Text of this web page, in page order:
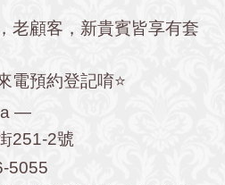
老顧客，新貴賓皆享有套
電預約登記唷⭐️
—
251-2號
5055